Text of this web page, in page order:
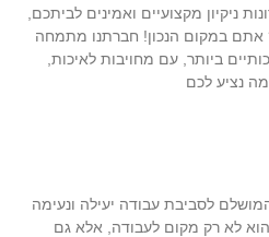
ניקיון מקצועיים ואמינים לביתכם,
במקום הנכון! חברתנו מתמחה
ביותר, עם מחויבות לאיכות,
מה נציע לכם
לסביבת עבודה יעילה ונעימה
לא רק מקום לעבודה, אלא גם